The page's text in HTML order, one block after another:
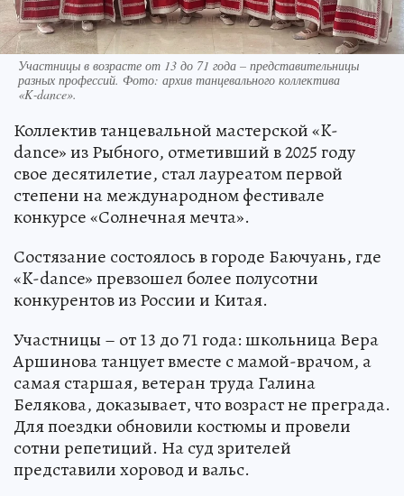
Участницы в возрасте от 13 до 71 года – представительницы
разных профессий. Фото: архив танцевального коллектива
«K‑dance».
Коллектив танцевальной мастерской «K-
dance» из Рыбного, отметивший в 2025 году
свое десятилетие, стал лауреатом первой
степени на международном фестивале
конкурсе «Солнечная мечта».
Состязание состоялось в городе Баючуань, где
«K-dance» превзошел более полусотни
конкурентов из России и Китая.
Участницы – от 13 до 71 года: школьница Вера
Аршинова танцует вместе с мамой-врачом, а
самая старшая, ветеран труда Галина
Белякова, доказывает, что возраст не преграда.
Для поездки обновили костюмы и провели
сотни репетиций. На суд зрителей
представили хоровод и вальс.